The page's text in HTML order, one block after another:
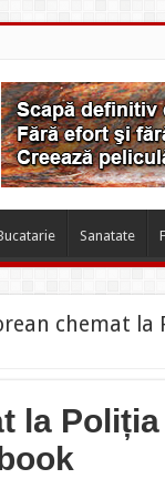
Sanatate
chemat la
la